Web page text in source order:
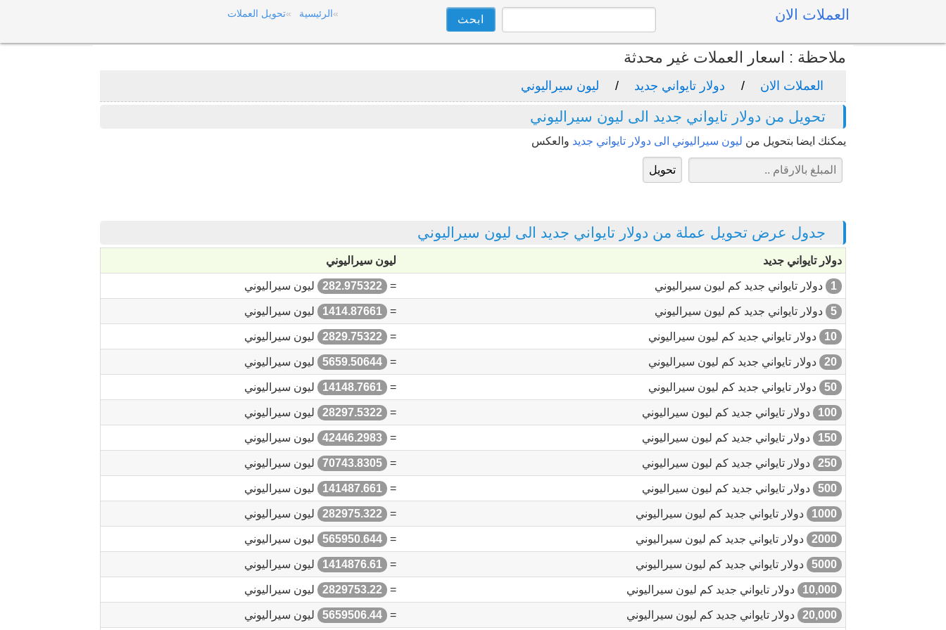
العملات الان الرئيسية تحويل العملات
ملاحظة : اسعار العملات غير محدثة
العملات الان دولار تايواني جديد ليون سيراليوني
تحويل من دولار تايواني جديد الى ليون سيراليوني
يمكنك ايضا بتحويل من ليون سيراليوني الى دولار تايواني جديد والعكس
جدول عرض تحويل عملة من دولار تايواني جديد الى ليون سيراليوني
دولار تايواني جديد ليون سيراليوني
1 دولار تايواني جديد كم ليون سيراليوني =
282.975322 ليون سيراليوني
5 دولار تايواني جديد كم ليون سيراليوني =
1414.87661 ليون سيراليوني
10 دولار تايواني جديد كم ليون سيراليوني =
2829.75322 ليون سيراليوني
20 دولار تايواني جديد كم ليون سيراليوني =
5659.50644 ليون سيراليوني
50 دولار تايواني جديد كم ليون سيراليوني =
14148.7661 ليون سيراليوني
100 دولار تايواني جديد كم ليون سيراليوني =
28297.5322 ليون سيراليوني
150 دولار تايواني جديد كم ليون سيراليوني =
42446.2983 ليون سيراليوني
250 دولار تايواني جديد كم ليون سيراليوني =
70743.8305 ليون سيراليوني
500 دولار تايواني جديد كم ليون سيراليوني =
141487.661 ليون سيراليوني
1000 دولار تايواني جديد كم ليون سيراليوني =
282975.322 ليون سيراليوني
2000 دولار تايواني جديد كم ليون سيراليوني =
565950.644 ليون سيراليوني
5000 دولار تايواني جديد كم ليون سيراليوني =
1414876.61 ليون سيراليوني
10,000 دولار تايواني جديد كم ليون سيراليوني =
2829753.22 ليون سيراليوني
20,000 دولار تايواني جديد كم ليون سيراليوني =
5659506.44 ليون سيراليوني